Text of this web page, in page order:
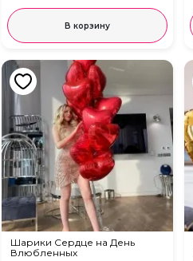
В корзину
Шарики Сердце на День
Влюбленных